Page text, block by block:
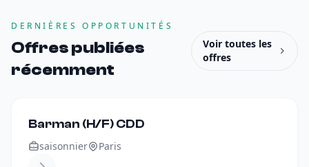
DERNIÈRES OPPORTUNITÉS
Offres publiées
récemment
Voir toutes les
offres
Barman (H/F) CDD
saisonnier Paris